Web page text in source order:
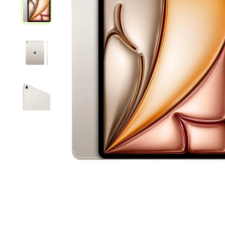
iPhone
iPhone
iPhone
Poco
F Series
M Series
X Series